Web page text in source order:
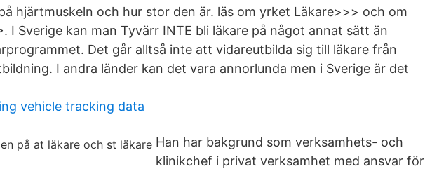
hjärtmuskeln och hur stor den är. läs om yrket Läkare>>> och om
I Sverige kan man Tyvärr INTE bli läkare på något annat sätt än
Det går alltså inte att vidareutbilda sig till läkare från
I andra länder kan det vara annorlunda men i Sverige är det
vehicle tracking data
Han har bakgrund som verksamhets- och
klinikchef i privat verksamhet med ansvar för